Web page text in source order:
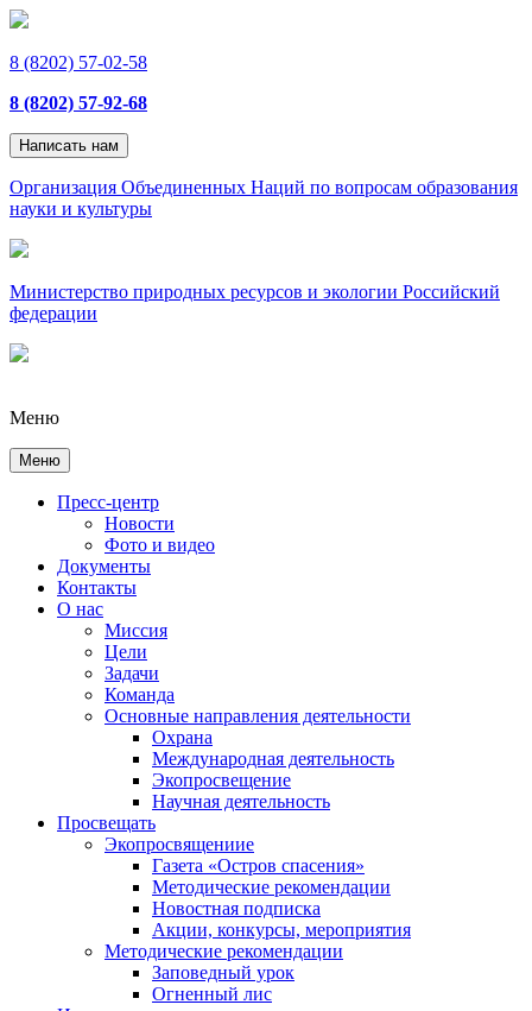
8 (8202) 57-02-58
8 (8202) 57-92-68
Написать нам
Организация Объединенных Наций по вопросам образования
науки и культуры
Министерство природных ресурсов и экологии Российский
федерации
Меню
Меню
Пресс-центр
Новости
Фото и видео
Документы
Контакты
О нас
Миссия
Цели
Задачи
Команда
Основные направления деятельности
Охрана
Международная деятельность
Экопросвещение
Научная деятельность
Просвещать
Экопросвящениие
Газета «Остров спасения»
Методические рекомендации
Новостная подписка
Акции, конкурсы, мероприятия
Методические рекомендации
Заповедный урок
Огненный лис